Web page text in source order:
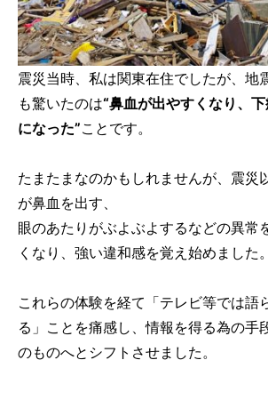
震災当時、私は関東在住でしたが、地
も驚いたのは“鼻血が出やすくなり、
になった”ことです。
たまたまなのかもしれませんが、震災
が鼻血を出す、
眼のあたりがぶよぶよするなどの異常
くなり、強い違和感を覚え始めました。
これらの体験を経て「テレビ等では語
る」ことを痛感し、情報を得る為の手
のものへとシフトさせました。